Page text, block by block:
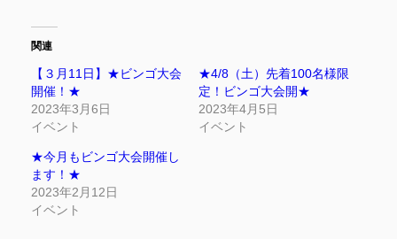
関連
【３月11日】★ビンゴ大会
開催！★
2023年3月6日
イベント
★4/8（土）先着100名様限
定！ビンゴ大会開★
2023年4月5日
イベント
★今月もビンゴ大会開催し
ます！★
2023年2月12日
イベント